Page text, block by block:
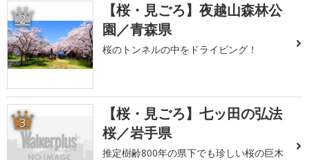
2
【桜・見ごろ】夜越山森林公
園／青森県
桜のトンネルの中をドライビング！
3
【桜・見ごろ】七ッ田の弘法
桜／岩手県
推定樹齢800年の県下でも珍しい桜の巨木